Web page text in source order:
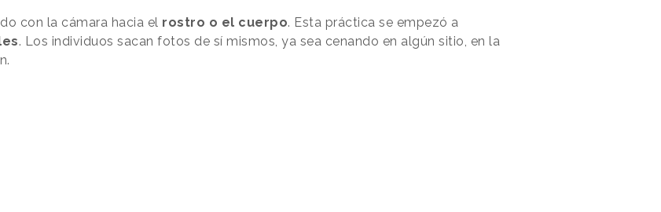
con la cámara hacia el rostro o el cuerpo. Esta práctica se empezó a
. Los individuos sacan fotos de sí mismos, ya sea cenando en algún sitio, en la